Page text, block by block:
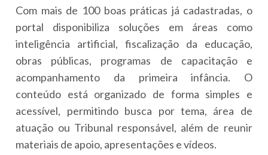
Com mais de 100 boas práticas já cadastradas, o
portal disponibiliza soluções em áreas como
inteligência artificial, fiscalização da educação,
obras públicas, programas de capacitação e
acompanhamento da primeira infância. O
conteúdo está organizado de forma simples e
acessível, permitindo busca por tema, área de
atuação ou Tribunal responsável, além de reunir
materiais de apoio, apresentações e vídeos.